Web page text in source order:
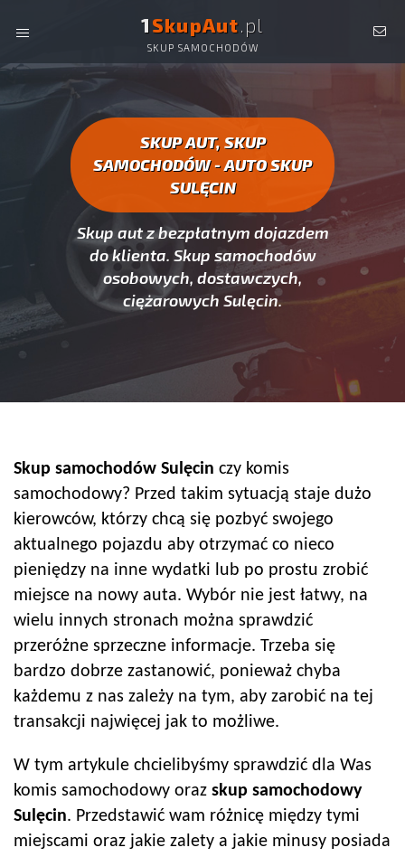
1SkupAut.pl
SKUP SAMOCHODÓW
AUTO SKUP SULĘCIN -
SAMOCHODÓW SULĘCIN
SKUP AUT, SKUP
SAMOCHODÓW - AUTO SKUP
SULĘCIN
Skup aut z bezpłatnym dojazdem
do klienta. Skup samochodów
osobowych, dostawczych,
ciężarowych Sulęcin.
Skup samochodów Sulęcin czy komis
samochodowy? Przed takim sytuacją staje dużo
kierowców, którzy chcą się pozbyć swojego
aktualnego pojazdu aby otrzymać co nieco
pieniędzy na inne wydatki lub po prostu zrobić
miejsce na nowy auta. Wybór nie jest łatwy, na
wielu innych stronach można sprawdzić
przeróżne sprzeczne informacje. Trzeba się
bardzo dobrze zastanowić, ponieważ chyba
każdemu z nas zależy na tym, aby zarobić na tej
transakcji najwięcej jak to możliwe.
W tym artykule chcielibyśmy sprawdzić dla Was
komis samochodowy oraz skup samochodowy
Sulęcin. Przedstawić wam różnicę między tymi
miejscami oraz jakie zalety a jakie minusy posiada